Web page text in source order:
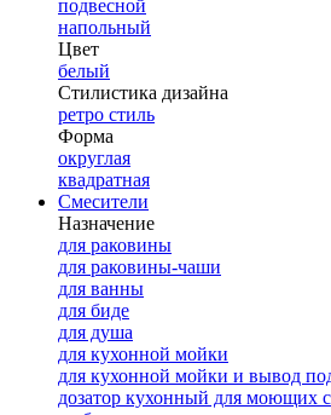
подвесной
напольный
Цвет
белый
Стилистика дизайна
ретро стиль
Форма
округлая
квадратная
Смесители
Назначение
для раковины
для раковины-чаши
для ванны
для биде
для душа
для кухонной мойки
для кухонной мойки и вывод
дозатор кухонный для моющих